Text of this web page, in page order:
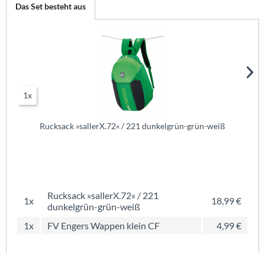
Das Set besteht aus
1x
Rucksack »sallerX.72« / 221 dunkelgrün-grün-weiß
1x
Rucksack »sallerX.72« / 221
dunkelgrün-grün-weiß
18,99 €
1x FV Engers Wappen klein CF 4,99 €